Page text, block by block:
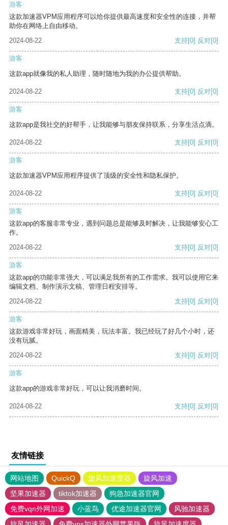
游客
这款加速器VPM应用程序可以给你提供最高速度和安全性的连接，并帮
助你在网络上自由移动。
2024-08-22
支持[0] 反对[0]
游客
这款app就像我的私人助理，随时随地为我的办公提供帮助。
2024-08-22 支持[0] 反对[0]
游客
这款app是我社交的好帮手，让我能够与朋友保持联系，分享生活点滴。
2024-08-22 支持[0] 反对[0]
游客
这款加速器VPM应用程序提供了顶级的安全性和隐私保护。
2024-08-22 支持[0] 反对[0]
游客
这款app的客服非常专业，遇到问题总是能够及时解决，让我能够安心工
作。
2024-08-22
支持[0] 反对[0]
游客
这款app的功能非常强大，可以满足我所有的工作需求。我可以使用它来
编辑文档、制作演示文稿、管理日程安排等。
2024-08-22
支持[0] 反对[0]
游客
这款游戏非常好玩，画面精美，玩法丰富。我已经玩了好几个小时，还
没有玩腻。
2024-08-22
支持[0] 反对[0]
游客
这款app的游戏非常好玩，可以让我消磨时间。
2024-08-22 支持[0] 反对[0]
友情链接
网站地图 QuickQ 旋风加速度器
旋风加速
坚果加速器
tiktok加速器
狗急加速器官网
免费vqn外网加速
小蓝鸟 优途加速器官网
风驰加速器